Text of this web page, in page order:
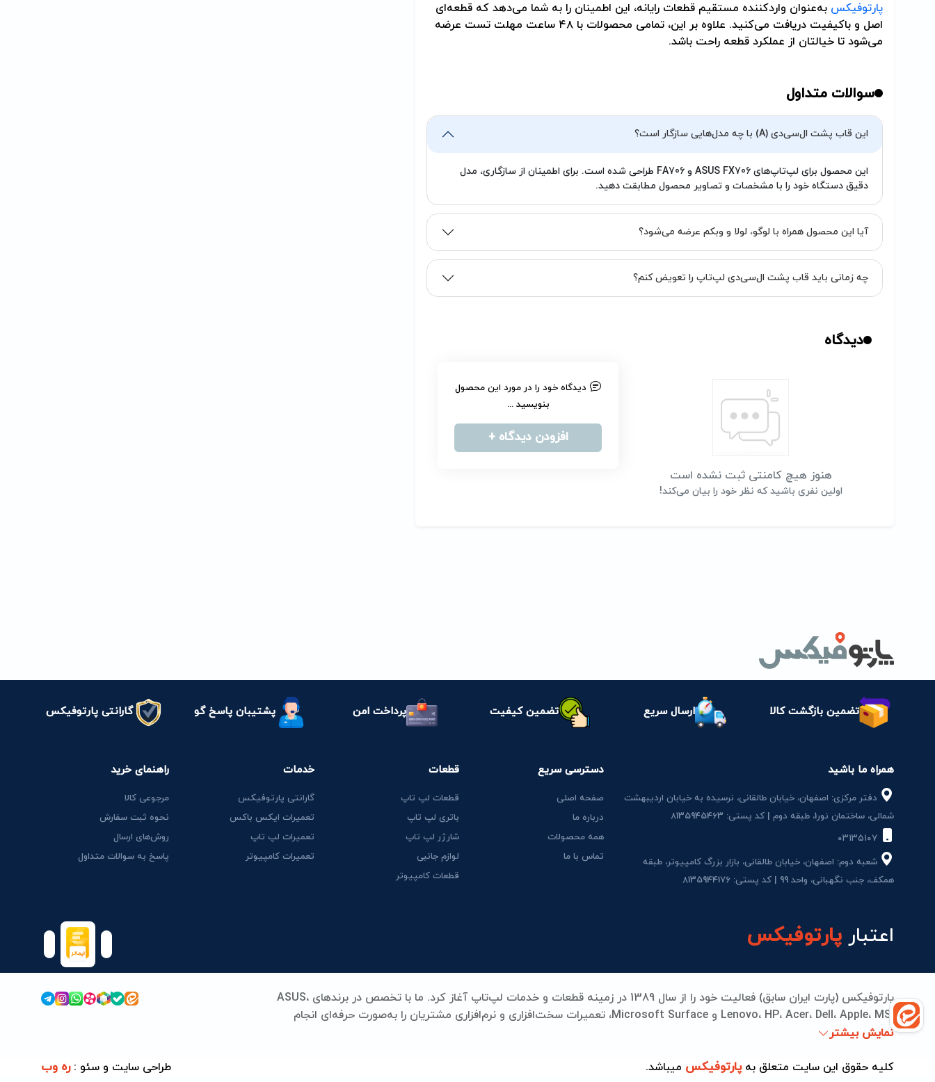
پارتوفیکس به‌عنوان واردکننده مستقیم قطعات رایانه، این اطمینان را به شما می‌دهد که قطعه‌ای
اصل و باکیفیت دریافت می‌کنید. علاوه بر این، تمامی محصولات با ۴۸ ساعت مهلت تست عرضه
می‌شود تا خیالتان از عملکرد قطعه راحت باشد.
سوالات متداول
این قاب پشت ال‌سی‌دی (A) با چه مدل‌هایی سازگار است؟
این محصول برای لپ‌تاپ‌های ASUS FX706 و FA706 طراحی شده است. برای اطمینان از سازگاری، مدل
دقیق دستگاه خود را با مشخصات و تصاویر محصول مطابقت دهید.
آیا این محصول همراه با لوگو، لولا و وبکم عرضه می‌شود؟
چه زمانی باید قاب پشت ال‌سی‌دی لپ‌تاپ را تعویض کنم؟
دیدگاه
هنوز هیچ کامنتی ثبت نشده است
اولین نفری باشید که نظر خود را بیان می‌کند!
دیدگاه خود را در مورد این محصول
بنویسید ...
افزودن دیدگاه +
تضمین بازگشت کالا ارسال سریع تضمین کیفیت پرداخت امن پشتیبان پاسخ گو گارانتی پارتوفیکس
همراه ما باشید
دفتر مرکزی: اصفهان، خیابان طالقانی، نرسیده به خیابان اردیبهشت
شمالی، ساختمان نور1، طبقه دوم | کد پستی: 8135945463
۰۳۱۳۵۱۰۷
شعبه دوم: اصفهان، خیابان طالقانی، بازار بزرگ کامپیوتر، طبقه
همکف، جنب نگهبانی، واحد 99 | کد پستی: 8135944176
دسترسی سریع
صفحه اصلی
درباره ما
همه محصولات
تماس با ما
قطعات
قطعات لپ تاپ
باتری لپ تاپ
شارژر لپ تاپ
لوازم جانبی
قطعات کامپیوتر
خدمات
گارانتی پارتوفیکس
تعمیرات ایکس باکس
تعمیرات لپ تاپ
تعمیرات کامپیوتر
راهنمای خرید
مرجوعی کالا
نحوه ثبت سفارش
روش‌های ارسال
پاسخ به سوالات متداول
اعتبارپارتوفیکس
پارتوفیکس (پارت ایران سابق) فعالیت خود را از سال 1389 در زمینه قطعات و خدمات لپ‌تاپ آغاز کرد. ما با تخصص در برندهای ASUS،
Lenovo، HP، Acer، Dell، Apple، MSI و Microsoft Surface، تعمیرات سخت‌افزاری و نرم‌افزاری مشتریان را به‌صورت حرفه‌ای انجام
می‌دهیم. از تامین قطعات اورجینال تا تعمیرات مادربرد، باتری، شارژر، کیبورد و سایر قطعات کلیدی لپ‌تاپ، همه با بالاترین استانداردهای
نمایش بیشتر
کلیه حقوق این سایت متعلق بهپارتوفیکس میباشد. طراحی سایت و سئو :ره وب